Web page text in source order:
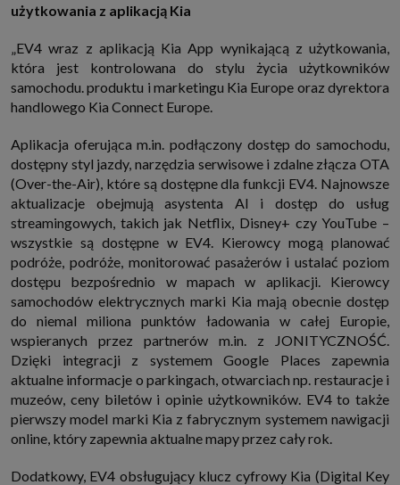
użytkowania z aplikacją Kia
„EV4 wraz z aplikacją Kia App wynikającą z użytkowania,
która jest kontrolowana do stylu życia użytkowników
samochodu. produktu i marketingu Kia Europe oraz dyrektora
handlowego Kia Connect Europe.
Aplikacja oferująca m.in. podłączony dostęp do samochodu,
dostępny styl jazdy, narzędzia serwisowe i zdalne złącza OTA
(Over-the-Air), które są dostępne dla funkcji EV4. Najnowsze
aktualizacje obejmują asystenta AI i dostęp do usług
streamingowych, takich jak Netflix, Disney+ czy YouTube –
wszystkie są dostępne w EV4. Kierowcy mogą planować
podróże, podróże, monitorować pasażerów i ustalać poziom
dostępu bezpośrednio w mapach w aplikacji. Kierowcy
samochodów elektrycznych marki Kia mają obecnie dostęp
do niemal miliona punktów ładowania w całej Europie,
wspieranych przez partnerów m.in. z JONITYCZNOŚĆ.
Dzięki integracji z systemem Google Places zapewnia
aktualne informacje o parkingach, otwarciach np. restauracje i
muzeów, ceny biletów i opinie użytkowników. EV4 to także
pierwszy model marki Kia z fabrycznym systemem nawigacji
online, który zapewnia aktualne mapy przez cały rok.
Dodatkowy, EV4 obsługujący klucz cyfrowy Kia (Digital Key